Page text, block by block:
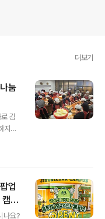
더보기
눔
김
지만
도
국의
뮤
원들
업
퍼
나요?